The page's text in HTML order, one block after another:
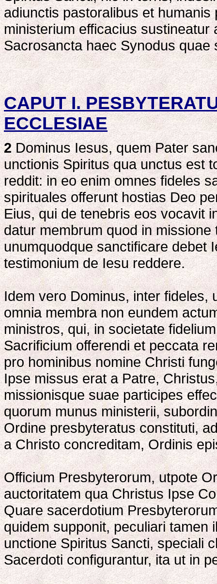
adiunctis pastoralibus et
ministerium efficacius
Sacrosancta haec Synodus
CAPUT I.
ECCLESIAE
2Dominus Iesus, quem Pater
unctionis Spiritus qua unctus est
reddit: in eo enim omnes fideles
spirituales offerunt hostias Deo
Eius, qui de tenebris eos vocavit
datur membrum quod in
unumquodque sanctificare debet
testimonium de Iesu reddere.
Idem vero Dominus, inter fideles,
omnia membra non eundem
ministros, qui, in societate
Sacrificium offerendi et peccata
pro hominibus nomine Christi
Ipse missus erat a Patre,
missionisque suae participes
quorum munus ministerii,
Ordine presbyteratus constituti,
a Christo concreditam, Ordinis
Officium Presbyterorum, utpote
auctoritatem qua Christus Ipse
Quare sacerdotium
quidem supponit, peculiari tamen
unctione Spiritus Sancti, speciali
Sacerdoti configurantur, ita ut in